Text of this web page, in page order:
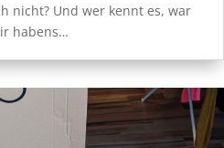
nicht? Und wer kennt es, war
habens…